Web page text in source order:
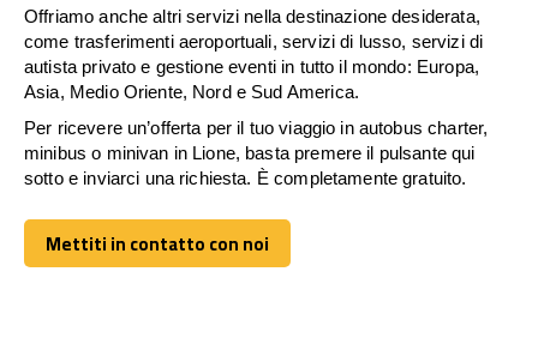
Offriamo anche altri servizi nella destinazione desiderata,
come trasferimenti aeroportuali, servizi di lusso, servizi di
autista privato e gestione eventi in tutto il mondo: Europa,
Asia, Medio Oriente, Nord e Sud America.
Per ricevere un’offerta per il tuo viaggio in autobus charter,
minibus o minivan in Lione, basta premere il pulsante qui
sotto e inviarci una richiesta. È completamente gratuito.
Mettiti in contatto con noi
Mettiti in contatto con noi